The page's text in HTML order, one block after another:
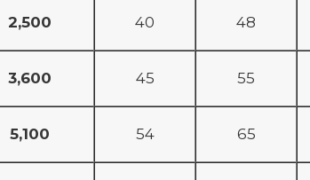
2,500 40 48
3,600 45 55
5,100 54 65